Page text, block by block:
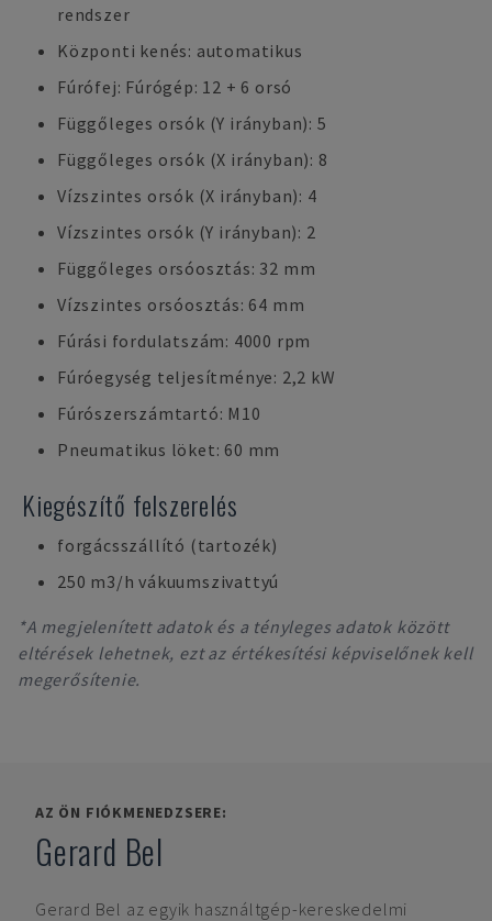
rendszer
Központi kenés: automatikus
Fúrófej: Fúrógép: 12 + 6 orsó
Függőleges orsók (Y irányban): 5
Függőleges orsók (X irányban): 8
Vízszintes orsók (X irányban): 4
Vízszintes orsók (Y irányban): 2
Függőleges orsóosztás: 32 mm
Vízszintes orsóosztás: 64 mm
Fúrási fordulatszám: 4000 rpm
Fúróegység teljesítménye: 2,2 kW
Fúrószerszámtartó: M10
Pneumatikus löket: 60 mm
Kiegészítő felszerelés
forgácsszállító (tartozék)
250 m3/h vákuumszivattyú
*A megjelenített adatok és a tényleges adatok között
eltérések lehetnek, ezt az értékesítési képviselőnek kell
megerősítenie.
AZ ÖN FIÓKMENEDZSERE:
Gerard Bel
Gerard Bel az egyik használtgép-kereskedelmi